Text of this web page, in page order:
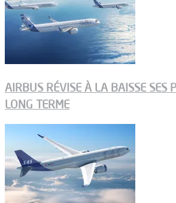
AIRBUS RÉVISE À LA BAISSE SES
LONG TERME